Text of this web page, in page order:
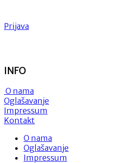
Prijava
INFO
O nama
Oglašavanje
Impressum
Kontakt
O nama
Oglašavanje
Impressum